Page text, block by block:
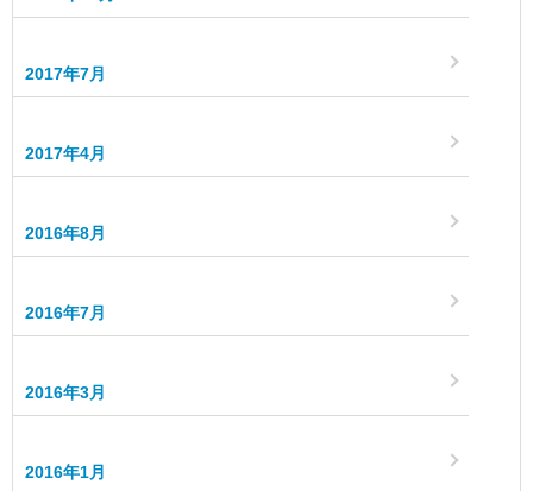
2017年7月
2017年4月
2016年8月
2016年7月
2016年3月
2016年1月